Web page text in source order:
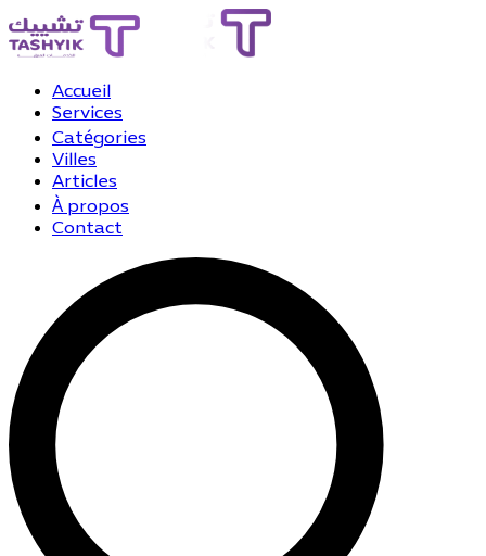
Accueil
Services
Catégories
Villes
Articles
À propos
Contact